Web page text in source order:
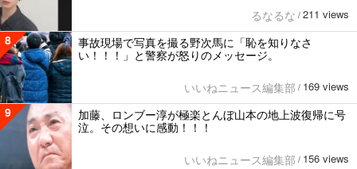
るなるな / 211 views
8
事故現場で写真を撮る野次馬に「恥を知りなさ
い！！！」と警察が怒りのメッセージ。
いいねニュース編集部 / 169 views
9
加藤、ロンブー淳が極楽とんぼ山本の地上波復帰に号
泣。その想いに感動！！！
いいねニュース編集部 / 156 views